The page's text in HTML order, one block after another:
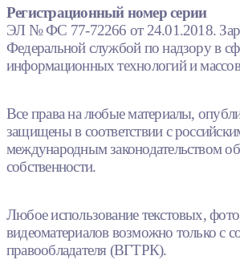
Регистрационный номер серии
ЭЛ № ФС 77-72266 от 24.01.2018.
Федеральной службой по надзору в
информационных технологий и
Все права на любые материалы,
защищены в соответствии с
международным законодательством
собственности.
Любое использование текстовых,
видеоматериалов возможно только с
правообладателя (ВГТРК).